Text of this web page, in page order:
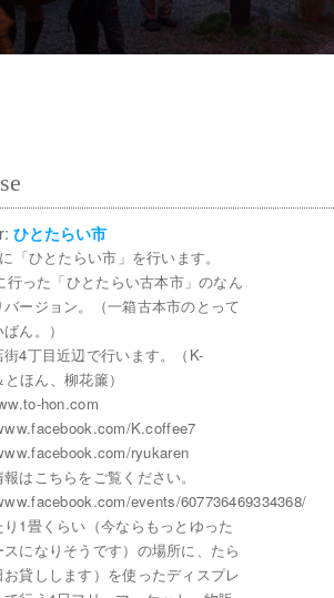
ひとたらい市
「ひとたらい市」を行います。
行った「ひとたらい古本市」のなん
バージョン。（一箱古本市のとって
ん。）
4丁目近辺で行います。（K-
ほん、柳花簾）
hon.com
K.coffee7
ryukaren
はこちらをご覧ください。
events/607736469334368/
り1畳くらい（今ならもっとゆった
スになりそうです）の場所に、たら
お貸しします）を使ったディスプレ